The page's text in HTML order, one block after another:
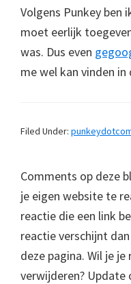
Volgens Punkey ben
moet eerlijk
was. Dus even
me wel kan vinden in
Filed Under:
Comments op deze
je eigen website te
reactie die een link
reactie verschijnt
deze pagina. Wil je
verwijderen?